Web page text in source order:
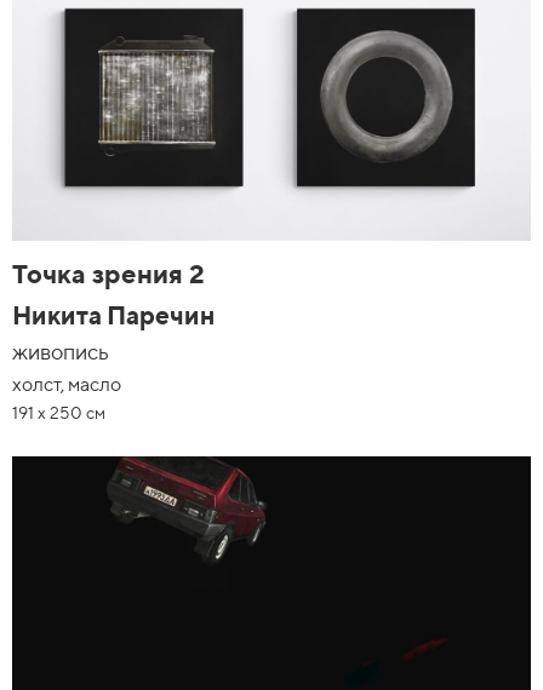
Точка зрения 2
Никита Паречин
живопись
холст, масло
191 х 250 см